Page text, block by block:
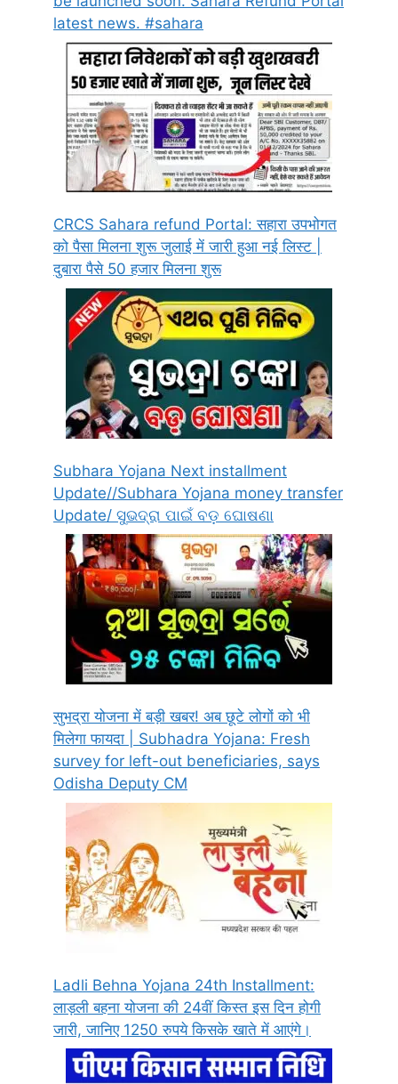
latest news. #sahara
CRCS Sahara refund Portal: सहारा उपभोगत
को पैसा मिलना शुरू जुलाई में जारी हुआ नई लिस्ट |
दुबारा पैसे 50 हजार मिलना शुरू
Subhara Yojana Next installment
Update//Subhara Yojana money transfer
Update/ ସୁଭଦ୍ରା ପାଇଁ ବଡ଼ ଘୋଷଣା
सुभद्रा योजना में बड़ी खबर! अब छूटे लोगों को भी
मिलेगा फायदा | Subhadra Yojana: Fresh
survey for left-out beneficiaries, says
Odisha Deputy CM
Ladli Behna Yojana 24th Installment:
लाड़ली बहना योजना की 24वीं किस्त इस दिन होगी
जारी, जानिए 1250 रुपये किसके खाते में आएंगे।